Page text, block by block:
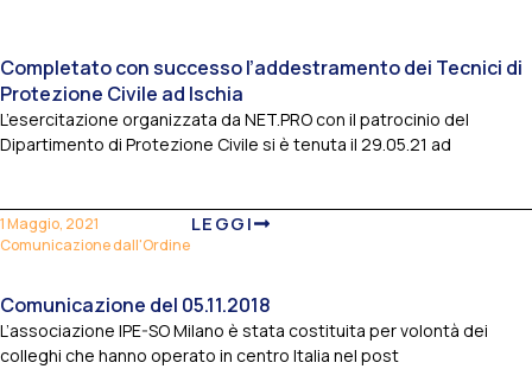
Completato con successo l’addestramento dei Tecnici di
Protezione Civile ad Ischia
L’esercitazione organizzata da NET.PRO con il patrocinio del
Dipartimento di Protezione Civile si è tenuta il 29.05.21 ad
1 Maggio, 2021
Comunicazione dall'Ordine
LEGGI
Comunicazione del 05.11.2018
L’associazione IPE-SO Milano è stata costituita per volontà dei
colleghi che hanno operato in centro Italia nel post